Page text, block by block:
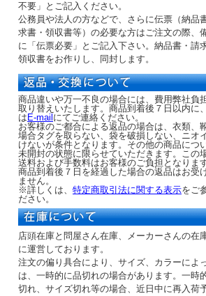
不要」とご記入ください。
公務員や法人の方などで、さらに伝票（納品
求書・領収書等）の必要な方はご注文の際、
に「伝票必要」とご記入下さい。納品書・請
領収書をお作りし、同封します。
商品違いや万一不良の場合には、費用弊社負
取り替えいたします。商品到着後７日以内に
は E-mail にてご連絡ください。
お客様のご都合による返品の場合は、衣類、
場合タグを取らない、袋を破損しない、ニオ
けないが条件となります。その他の商品につ
未開封の状態に限らせていただきます。この
送料および手数料はお客様のご負担となります
商品到着後７日を経過した場合の返品はお受
ません。
※詳しくは、 特定商取引法に関する表示をご
ださい。
店頭在庫と問屋さん在庫、メーカーさんの在
に運営しております。
注文の偏り具合により、サイズ、カラーによ
は、一時的に品切れの場合があります。一時
切れ、サイズ切れ等の場合、近日中に再入荷